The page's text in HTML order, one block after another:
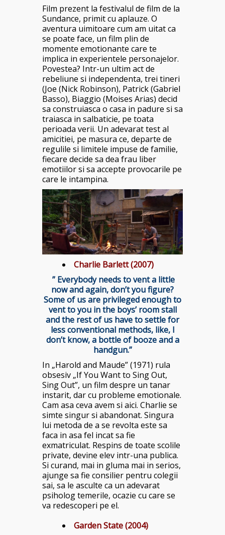
Film prezent la festivalul de film de la
Sundance, primit cu aplauze. O
aventura uimitoare cum am uitat ca
se poate face, un film plin de
momente emotionante care te
implica in experientele personajelor.
Povestea? Intr-un ultim act de
rebeliune si independenta, trei tineri
(Joe (Nick Robinson), Patrick (Gabriel
Basso), Biaggio (Moises Arias) decid
sa construiasca o casa in padure si sa
traiasca in salbaticie, pe toata
perioada verii. Un adevarat test al
amicitiei, pe masura ce, departe de
regulile si limitele impuse de familie,
fiecare decide sa dea frau liber
emotiilor si sa accepte provocarile pe
care le intampina.
Charlie Barlett (2007)
” Everybody needs to vent a little
now and again, don’t you figure?
Some of us are privileged enough to
vent to you in the boys’ room stall
and the rest of us have to settle for
less conventional methods, like, I
don’t know, a bottle of booze and a
handgun.”
In „Harold and Maude” (1971) rula
obsesiv „If You Want to Sing Out,
Sing Out”, un film despre un tanar
instarit, dar cu probleme emotionale.
Cam asa ceva avem si aici. Charlie se
simte singur si abandonat. Singura
lui metoda de a se revolta este sa
faca in asa fel incat sa fie
exmatriculat. Respins de toate scolile
private, devine elev intr-una publica.
Si curand, mai in gluma mai in serios,
ajunge sa fie consilier pentru colegii
sai, sa le asculte ca un adevarat
psiholog temerile, ocazie cu care se
va redescoperi pe el.
Garden State (2004)